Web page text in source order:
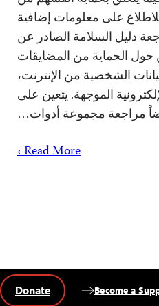
للاطلاع على معلومات إضافية
دليل السلامة الصادر عن
حول الحماية من المضايقات
الشخصية من الإنترنت،
الموجهة. يتعين على
مراجعة مجموعة أدوات…
Read More ›
Become a
Donate